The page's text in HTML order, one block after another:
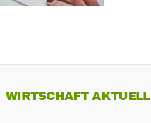
WIRTSCHAFT AKTUELL